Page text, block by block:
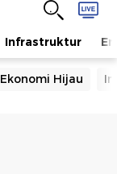
Infrastruktur
Ekonomi Hijau